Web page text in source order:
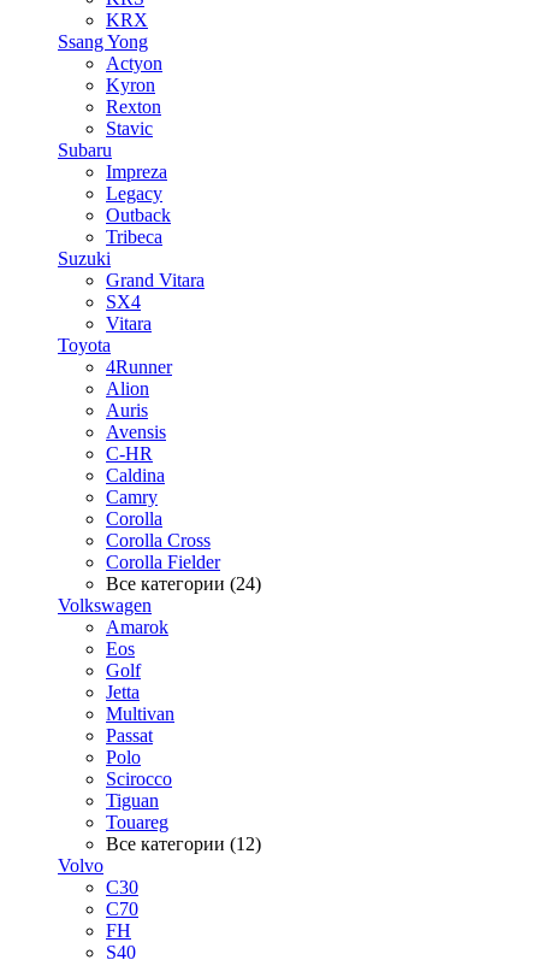
KRX
Ssang Yong
Actyon
Kyron
Rexton
Stavic
Subaru
Impreza
Legacy
Outback
Tribeca
Suzuki
Grand Vitara
SX4
Vitara
Toyota
4Runner
Alion
Auris
Avensis
C-HR
Caldina
Camry
Corolla
Corolla Cross
Corolla Fielder
Все категории (24)
Volkswagen
Amarok
Eos
Golf
Jetta
Multivan
Passat
Polo
Scirocco
Tiguan
Touareg
Все категории (12)
Volvo
C30
C70
FH
S40